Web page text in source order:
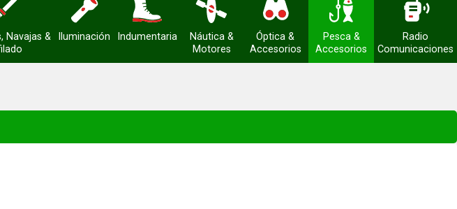
Navajas &
Iluminación Indumentaria
Náutica &
Motores
Óptica &
Accesorios
Pesca &
Accesorios
Radio
Comunicaciones